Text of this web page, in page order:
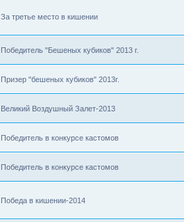
За третье место в кишении
Победитель "Бешеных кубиков" 2013 г.
Призер "бешеных кубиков" 2013г.
Великий Воздушный Залет-2013
Победитель в конкурсе кастомов
Победитель в конкурсе кастомов
Победа в кишении-2014